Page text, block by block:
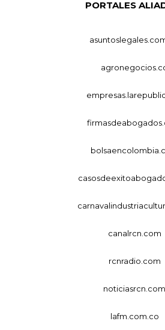
PORTALES
canalrcn.com
rcnradio.com
noticiasrcn.com
lafm.com.co